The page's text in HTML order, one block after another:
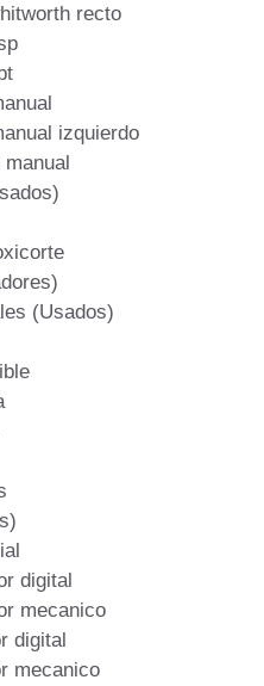
recto
izquierdo
(Usados)
digital
mecanico
digital
mecanico